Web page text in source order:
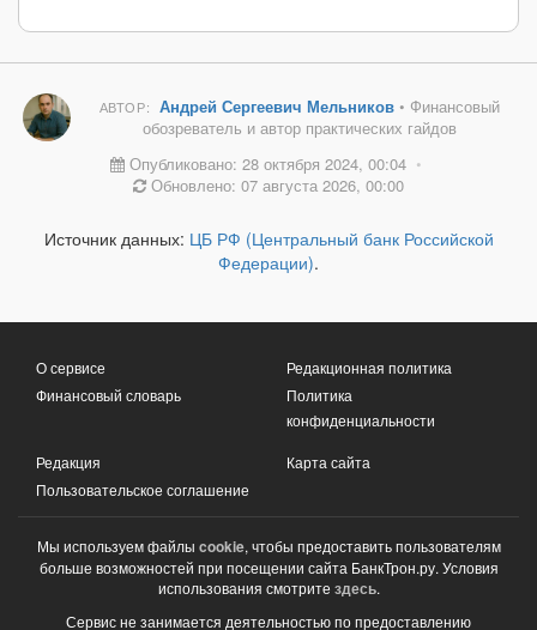
АВТОР: Андрей Сергеевич Мельников• Финансовый
обозреватель и автор практических гайдов
Опубликовано: 28 октября 2024, 00:04 •
Обновлено: 07 августа 2026, 00:00
Источник данных: ЦБ РФ (Центральный банк Российской
Федерации).
О сервисе
Финансовый словарь
Редакционная политика
Политика
конфиденциальности
Редакция
Пользовательское соглашение
Карта сайта
Мы используем файлы cookie, чтобы предоставить пользователям
больше возможностей при посещении сайта БанкТрон.ру. Условия
использования смотрите здесь.
Сервис не занимается деятельностью по предоставлению